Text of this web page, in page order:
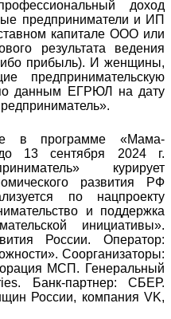
доход
предприниматели и ИП
капитале ООО или
результата ведения
прибыль). И женщины,
предпринимательскую
данным ЕГРЮЛ на дату
в программе «Мама-
13 сентября 2024 г.
курирует
развития РФ
по нацпроекту
и поддержка
инициативы».
России. Оператор:
Соорганизаторы:
МСП. Генеральный
Банк-партнер: СБЕР.
России, компания VK,